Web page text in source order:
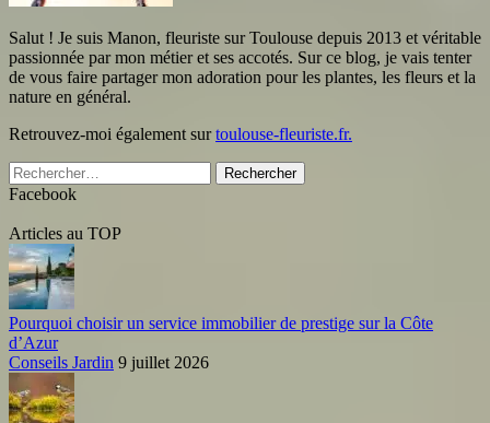
Salut ! Je suis Manon, fleuriste sur Toulouse depuis 2013 et véritable
passionnée par mon métier et ses accotés. Sur ce blog, je vais tenter
de vous faire partager mon adoration pour les plantes, les fleurs et la
nature en général.
Retrouvez-moi également surtoulouse-fleuriste.fr.
Rechercher :
Facebook
Articles au TOP
Pourquoi choisir un service immobilier de prestige sur la Côte
d’Azur
Conseils Jardin 9 juillet 2026